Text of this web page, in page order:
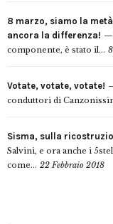
8 marzo, siamo la
ancora la differenza!
componente, è stato il...
Votate, votate, votate!
conduttori di
Sisma, sulla
Salvini, e ora anche i
come... 22 Febbraio 2018